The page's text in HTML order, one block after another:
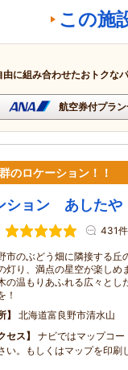
この施
に組み合わせたおトクな
航空券付プラ
のロケーション！！
ション あしたや
431件
市のぶどう畑に隣接する丘
灯り、満点の星空が楽しめ
の温もりあふれる広々とし
！
北海道富良野市清水山
セス
ナビではマップコ
い。もしくはマップを印刷